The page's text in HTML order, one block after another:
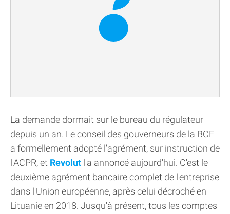
La demande dormait sur le bureau du régulateur
depuis un an. Le conseil des gouverneurs de la BCE
a formellement adopté l'agrément, sur instruction de
l'ACPR, et Revolut l'a annoncé aujourd'hui. C'est le
deuxième agrément bancaire complet de l'entreprise
dans l'Union européenne, après celui décroché en
Lituanie en 2018. Jusqu'à présent, tous les comptes